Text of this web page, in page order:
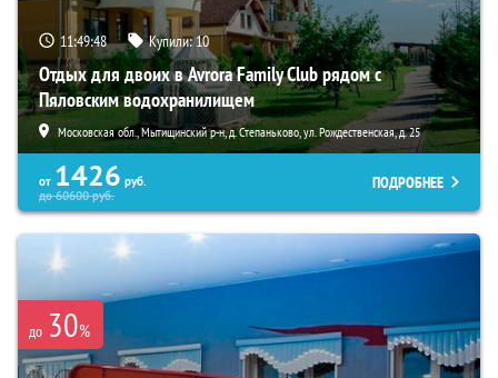
11:49:46 Купили:10
Отдых для двоих в Avrora Family Club рядом с
Пяловским водохранилищем
Московская обл., Мытищинский р-н, д. Степаньково, ул. Рождественская, д. 25
от 1426 руб.
до60600руб.
ПОДРОБНЕЕ
до 30%